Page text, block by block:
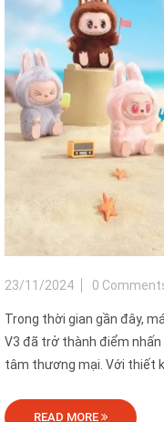
23/11/2024 0
Trong thời gian gần đây,
V3 đã trở thành điểm
tâm thương mại. Với thiết
READ MORE